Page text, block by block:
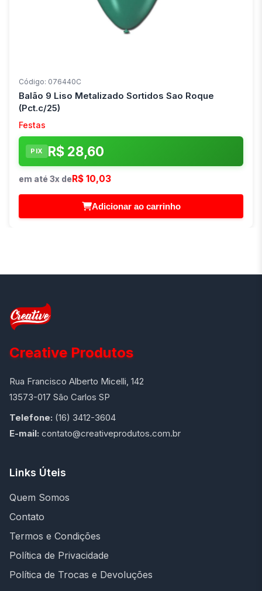
Código: 076440C
Balão 9 Liso Metalizado Sortidos Sao Roque
(Pct.c/25)
Festas
PIX R$ 28,60
em até 3x deR$ 10,03
Adicionar ao carrinho
Creative Produtos
Rua Francisco Alberto Micelli, 142
13573-017 São Carlos SP
Telefone: (16) 3412-3604
E-mail: contato@creativeprodutos.com.br
Links Úteis
Quem Somos
Contato
Termos e Condições
Política de Privacidade
Política de Trocas e Devoluções